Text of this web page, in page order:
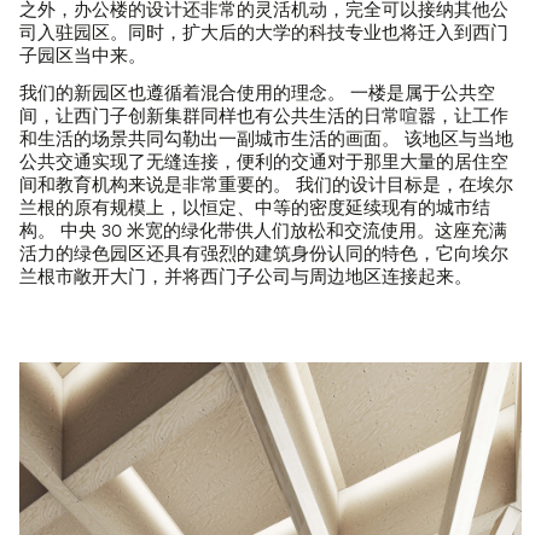
之外，办公楼的设计还非常的灵活机动，完全可以接纳其他公
司入驻园区。同时，扩大后的大学的科技专业也将迁入到西门
子园区当中来。
我们的新园区也遵循着混合使用的理念。 一楼是属于公共空
间，让西门子创新集群同样也有公共生活的日常喧嚣，让工作
和生活的场景共同勾勒出一副城市生活的画面。 该地区与当地
公共交通实现了无缝连接，便利的交通对于那里大量的居住空
间和教育机构来说是非常重要的。 我们的设计目标是，在埃尔
兰根的原有规模上，以恒定、中等的密度延续现有的城市结
构。 中央 30 米宽的绿化带供人们放松和交流使用。这座充满
活力的绿色园区还具有强烈的建筑身份认同的特色，它向埃尔
兰根市敞开大门，并将西门子公司与周边地区连接起来。